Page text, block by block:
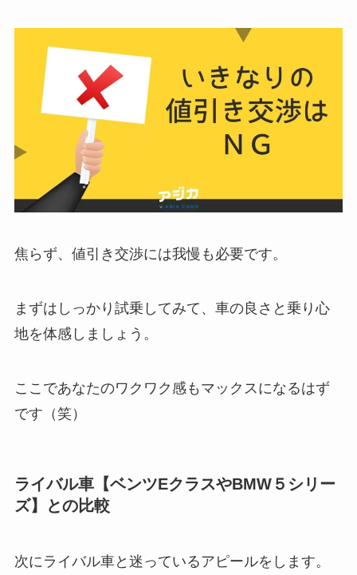
焦らず、値引き交渉には我慢も必要です。
まずはしっかり試乗してみて、車の良さと乗り心
地を体感しましょう。
ここであなたのワクワク感もマックスになるはず
です（笑）
ライバル車【ベンツEクラスやBMW５シリー
ズ】との比較
次にライバル車と迷っているアピールをします。